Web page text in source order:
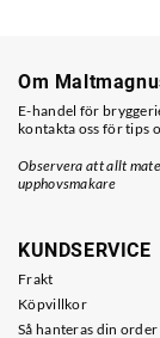
Om
E-handel för
kontakta oss för tips
Observera att allt
upphovsmakare
KUNDSERVICE
Frakt
Köpvillkor
Så hanteras din order